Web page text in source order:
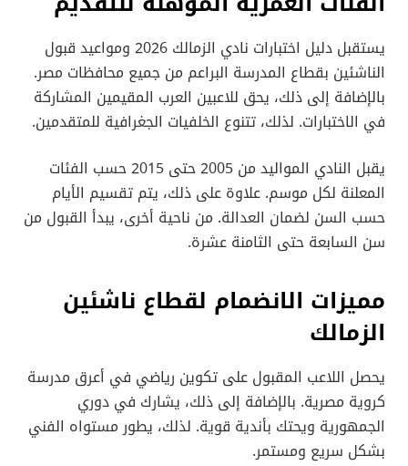
يستقبل دليل اختبارات نادي الزمالك 2026 ومواعيد قبول
الناشئين بقطاع المدرسة البراعم من جميع محافظات مصر.
بالإضافة إلى ذلك، يحق للاعبين العرب المقيمين المشاركة
في الاختبارات. لذلك، تتنوع الخلفيات الجغرافية للمتقدمين.
يقبل النادي المواليد من 2005 حتى 2015 حسب الفئات
المعلنة لكل موسم. علاوة على ذلك، يتم تقسيم الأيام
حسب السن لضمان العدالة. من ناحية أخرى، يبدأ القبول من
سن السابعة حتى الثامنة عشرة.
مميزات الانضمام لقطاع ناشئين
الزمالك
يحصل اللاعب المقبول على تكوين رياضي في أعرق مدرسة
كروية مصرية. بالإضافة إلى ذلك، يشارك في دوري
الجمهورية ويحتك بأندية قوية. لذلك، يطور مستواه الفني
بشكل سريع ومستمر.